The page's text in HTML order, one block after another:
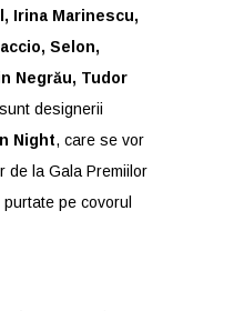
Irina Marinescu,
Selon,
Negrău, Tudor
sunt designerii
Night, care se vor
de la Gala Premiilor
pe covorul